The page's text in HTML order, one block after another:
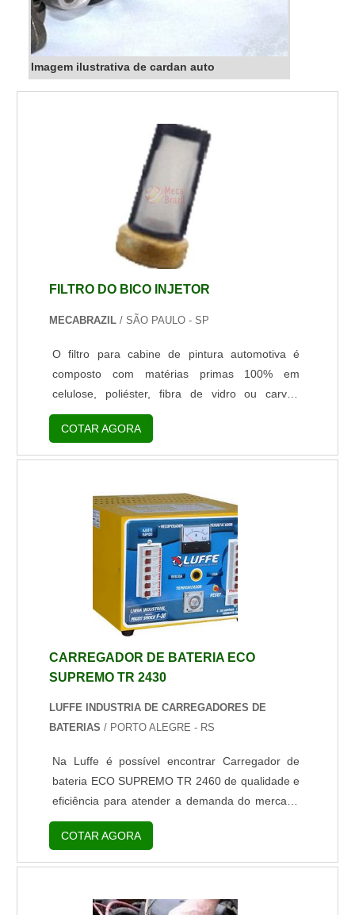
Imagem ilustrativa de cardan auto
FILTRO DO BICO INJETOR
MECABRAZIL / SÃO PAULO - SP
O filtro para cabine de pintura automotiva é
composto com matérias primas 100% em
celulose, poliéster, fibra de vidro ou carvão
ativado. O material é um excelente produtos
para a filtração de excesso de overspray nas
cabines de pintura automotivas. Um dos filtros
teto importada porque ela tem uma película e
tela que evita o efeito peneiramento, ou seja,
que a tinta caia sobre o veículo ou peça que...
COTAR AGORA
CARREGADOR DE BATERIA ECO
SUPREMO TR 2430
LUFFE INDUSTRIA DE CARREGADORES DE
BATERIAS / PORTO ALEGRE - RS
Na Luffe é possível encontrar Carregador de
bateria ECO SUPREMO TR 2460 de qualidade e
eficiência para atender a demanda do mercado
e as exigências dos clientes. Veja abaixo as
características do Carregador de bateria ECO
SUPREMO TR 2460:O ECO SUPREMO e suas
equalização automático. Controle de corrente
COTAR AGORA